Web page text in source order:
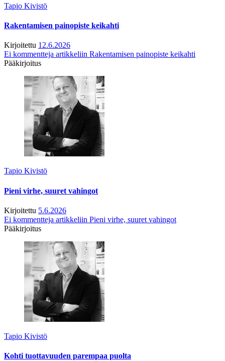
Tapio Kivistö
Rakentamisen painopiste keikahti
Kirjoitettu 12.6.2026
Ei kommentteja artikkeliin Rakentamisen painopiste keikahti
Pääkirjoitus
Tapio Kivistö
Pieni virhe, suuret vahingot
Kirjoitettu 5.6.2026
Ei kommentteja artikkeliin Pieni virhe, suuret vahingot
Pääkirjoitus
Tapio Kivistö
Kohti tuottavuuden parempaa puolta